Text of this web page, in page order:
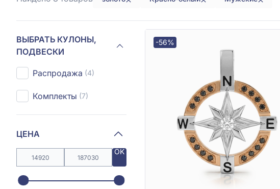
ВЫБРАТЬ КУЛОНЫ,
ПОДВЕСКИ
Распродажа (4)
Комплекты (7)
ЦЕНА
OK
-56%